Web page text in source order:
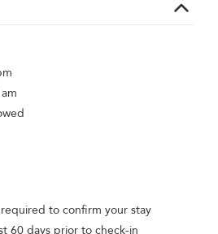
to confirm your stay
60 days prior to check-in